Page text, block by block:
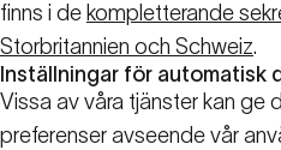
finns i de kompletterande
Storbritannien och Schweiz.
Inställningar för automatisk
Vissa av våra tjänster kan ge
preferenser avseende vår